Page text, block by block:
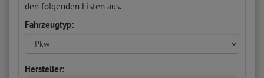
den folgenden Listen aus.
Fahrzeugtyp:
Hersteller: